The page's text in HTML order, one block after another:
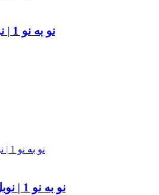
نو به نو 1 | نوبل فیزیک 2020 | آنلاین
نو به نو 1 | نوبل فیزیک 2020 |حضوری